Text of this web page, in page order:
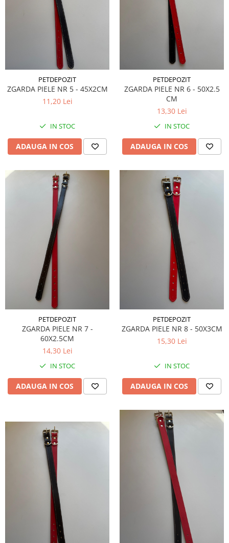
PETDEPOZIT
ZGARDA PIELE NR 5 - 45X2CM
11,20 Lei
IN STOC
ADAUGA IN COS
PETDEPOZIT
ZGARDA PIELE NR 6 - 50X2.5
CM
13,30 Lei
IN STOC
ADAUGA IN COS
PETDEPOZIT
ZGARDA PIELE NR 7 -
60X2.5CM
14,30 Lei
IN STOC
ADAUGA IN COS
PETDEPOZIT
ZGARDA PIELE NR 8 - 50X3CM
15,30 Lei
IN STOC
ADAUGA IN COS